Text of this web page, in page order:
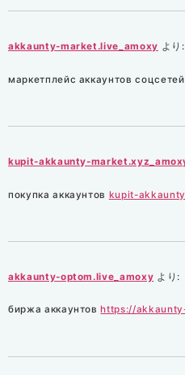
akkaunty-market.live_amoxy より:
маркетплейс аккаунтов
kupit-akkaunty-
покупка аккаунтов kupit-
akkaunty-optom.live_amoxy より:
биржа аккаунтов https://